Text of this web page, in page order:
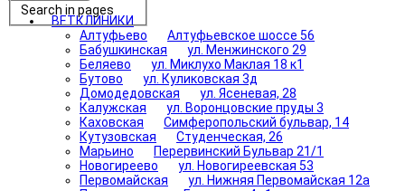
Search in pages
ВЕТКЛИНИКИ
Алтуфьево
Алтуфьевское шоссе 56
Бабушкинская
ул. Менжинского 29
Беляево
ул. Миклухо Маклая 18 к1
Бутово
ул. Куликовская 3д
Домодедовская
ул. Ясеневая, 28
Калужская
ул. Воронцовские пруды 3
Каховская
Симферопольский бульвар, 14
Кутузовская
Студенческая, 26
Марьино
Перервинский Бульвар 21/1
Новогиреево
ул. Новогиреевская 53
Первомайская
ул. Нижняя Первомайская 12а